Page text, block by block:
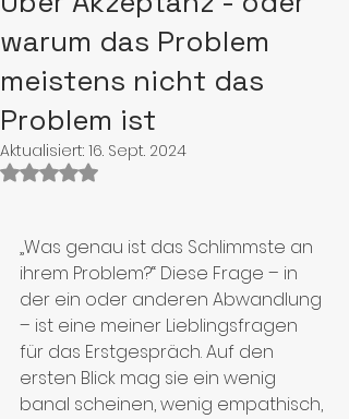
warum das Problem
meistens nicht das
Problem ist
Aktualisiert: 16. Sept. 2024
Mit NaN von 5 Sternen bewertet.
„Was genau ist das Schlimmste an
ihrem Problem?“ Diese Frage – in
der ein oder anderen Abwandlung
– ist eine meiner Lieblingsfragen
für das Erstgespräch. Auf den
ersten Blick mag sie ein wenig
banal scheinen, wenig empathisch,